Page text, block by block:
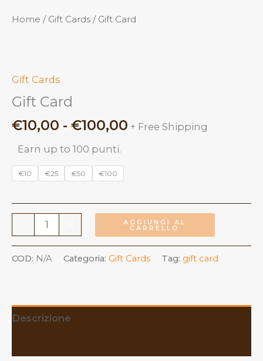
Home / Gift Cards / Gift Card
Gift Cards
Gift Card
€10,00 - €100,00Fascia
a
€100,00
+ Free Shipping
Earn up to 100 punti.
€10 €25 €50 €100
Card
quantità
AGGIUNGI AL
CARRELLO
COD: N/A Categoria: Gift Cards Tag: gift card
Descrizione